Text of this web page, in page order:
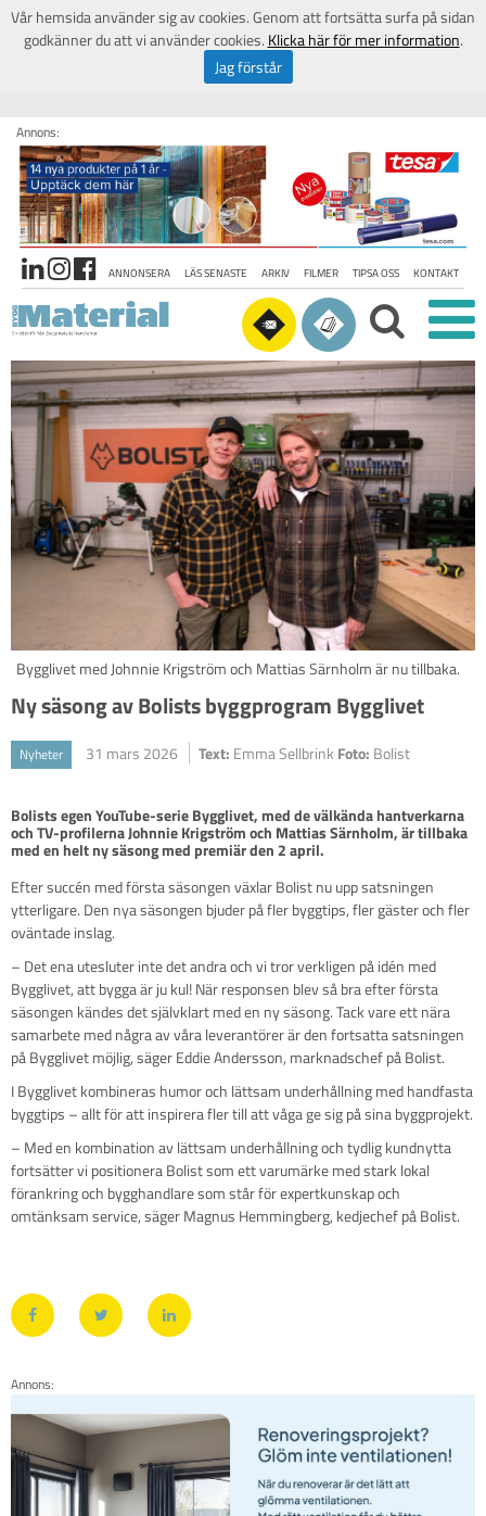
Annons:
ANNONSERA LÄS SENASTE ARKIV FILMER TIPSA OSS KONTAKT
Bygglivet med Johnnie Krigström och Mattias Särnholm är nu tillbaka.
Ny säsong av Bolists byggprogram Bygglivet
Nyheter 31 mars 2026 Text: Emma Sellbrink Foto: Bolist
Bolists egen YouTube-serie Bygglivet, med de välkända hantverkarna
och TV-profilerna Johnnie Krigström och Mattias Särnholm, är tillbaka
med en helt ny säsong med premiär den 2 april.
Efter succén med första säsongen växlar Bolist nu upp satsningen
ytterligare. Den nya säsongen bjuder på fler byggtips, fler gäster och fler
oväntade inslag.
– Det ena utesluter inte det andra och vi tror verkligen på idén med
Bygglivet, att bygga är ju kul! När responsen blev så bra efter första
säsongen kändes det självklart med en ny säsong. Tack vare ett nära
samarbete med några av våra leverantörer är den fortsatta satsningen
på Bygglivet möjlig, säger Eddie Andersson, marknadschef på Bolist.
I Bygglivet kombineras humor och lättsam underhållning med handfasta
byggtips – allt för att inspirera fler till att våga ge sig på sina byggprojekt.
– Med en kombination av lättsam underhållning och tydlig kundnytta
fortsätter vi positionera Bolist som ett varumärke med stark lokal
förankring och bygghandlare som står för expertkunskap och
omtänksam service, säger Magnus Hemmingberg, kedjechef på Bolist.
Annons:
Vår hemsida använder sig av cookies. Genom att fortsätta surfa på sidan
godkänner du att vi använder cookies. Klicka här för mer information.
Jag förstår